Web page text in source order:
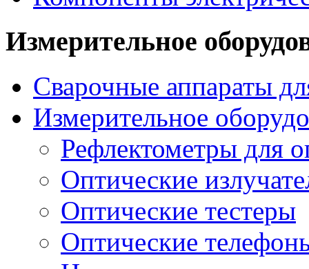
Измерительное
Сварочные аппараты
Измерительное
Рефлектометры для
Оптические
Оптические тестеры
Оптические